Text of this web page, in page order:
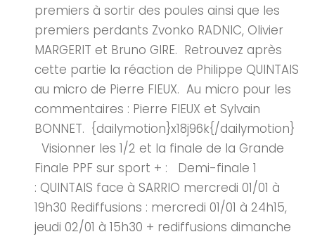
premiers à sortir des poules ainsi que les
premiers perdants Zvonko RADNIC, Olivier
MARGERIT et Bruno GIRE. Retrouvez après
cette partie la réaction de Philippe QUINTAIS
au micro de Pierre FIEUX. Au micro pour les
commentaires : Pierre FIEUX et Sylvain
BONNET. {dailymotion}x18j96k{/dailymotion}
Visionner les 1/2 et la finale de la Grande
Finale PPF sur sport + : Demi-finale 1
: QUINTAIS face à SARRIO mercredi 01/01 à
19h30 Rediffusions : mercredi 01/01 à 24h15,
jeudi 02/01 à 15h30 + rediffusions dimanche